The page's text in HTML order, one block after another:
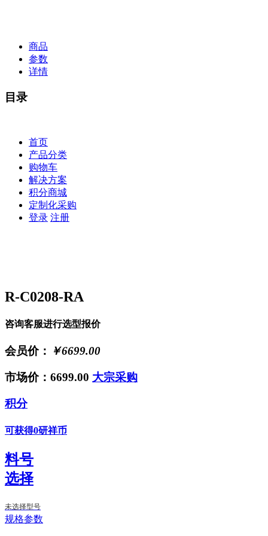
商品
参数
详情
目录
首页
产品分类
购物车
解决方案
积分商城
定制化采购
登录 注册
R-C0208-RA
咨询客服进行选型报价
会员价： ￥6699.00
市场价：6699.00 大宗采购
积分
可获得0研祥币
料号
选择
未选择型号
规格参数